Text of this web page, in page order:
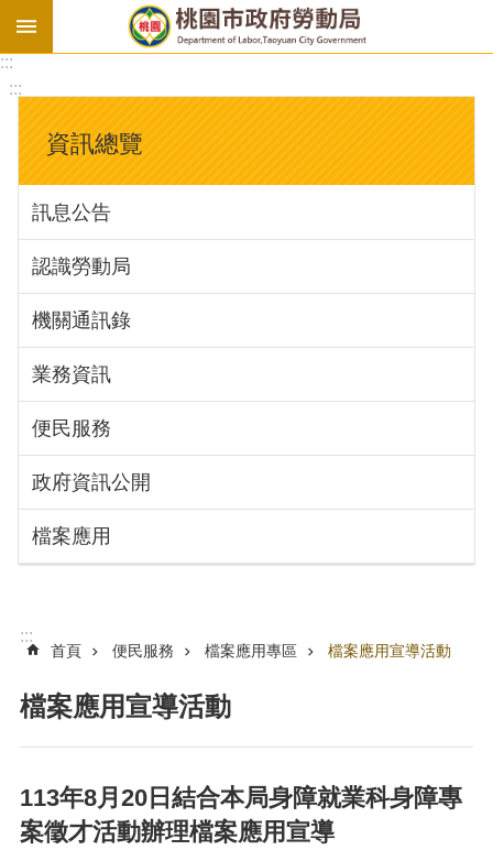
基
法
勞
資
會
庇
護
工
場
進
訊
息
公
識
動
局
通
訊
:::
:::
資訊總覽
訊息公告
認識勞動局
機關通訊錄
業務資訊
便民服務
政府資訊公開
檔案應用
:::
首頁 便民服務 檔案應用專區 檔案應用宣導活動
檔案應用宣導活動
113年8月20日結合本局身障就業科身障專
案徵才活動辦理檔案應用宣導